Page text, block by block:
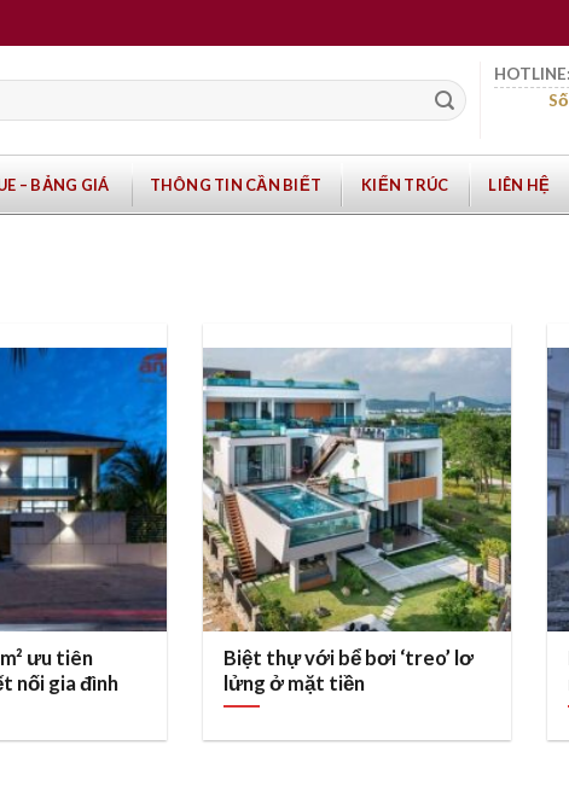
HOTLINE:
– BẢNG GIÁ THÔNG TIN CẦN BIẾT KIẾN TRÚC LIÊN HỆ
ưu tiên
nối gia đình
Biệt thự với bể bơi ‘treo’ lơ
lửng ở mặt tiền